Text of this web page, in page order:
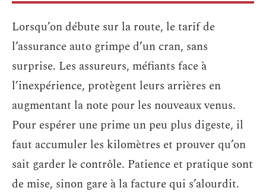
Lorsqu’on débute sur la route, le tarif de
l’assurance auto grimpe d’un cran, sans
surprise. Les assureurs, méfiants face à
l’inexpérience, protègent leurs arrières en
augmentant la note pour les nouveaux venus.
Pour espérer une prime un peu plus digeste, il
faut accumuler les kilomètres et prouver qu’on
sait garder le contrôle. Patience et pratique sont
de mise, sinon gare à la facture qui s’alourdit.